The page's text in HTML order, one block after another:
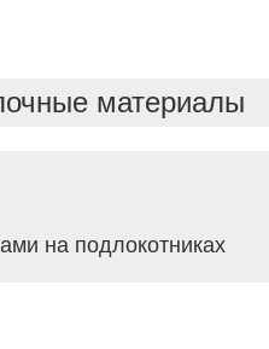
материалы
на подлокотниках